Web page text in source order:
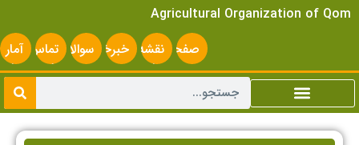
Agricultural Organization of Qom
صفحه
اصلی
نقشه
سایت
خبرخوانسوالات
متداول
تماس
با ما
آمار